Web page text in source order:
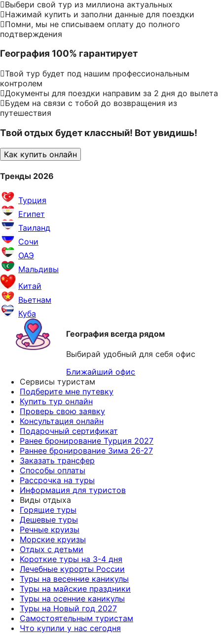
Выбери свой тур из миллиона актуальных
Нажимай купить и заполни данные для поездки
Помни, мы не списываем оплату до полного
подтверждения
География 100% гарантирует
Твой тур будет под нашим профессиональным
контролем
Документы для поездки направим за 2 дня до вылета
Будем на связи с тобой до возвращения из
путешествия
Твой отдых будет классный! Вот увидишь!
Как купить онлайн
Тренды 2026
Турция
Египет
Таиланд
Сочи
ОАЭ
Мальдивы
Китай
Вьетнам
Куба
География всегда рядом
Выбирай удобный для себя офис
Ближайший офис
Сервисы туристам
Подберите мне путевку
Купить тур онлайн
Проверь свою заявку
Консультация онлайн
Подарочный сертификат
Ранее бронирование Турция 2027
Раннее бронирование Зима 26-27
Заказать трансфер
Способы оплаты
Рассрочка на туры
Информация для туристов
Виды отдыха
Горящие туры
Дешевые туры
Речные круизы
Морские круизы
Отдых с детьми
Короткие туры на 3-4 дня
Лечебные курорты России
Туры на весенние каникулы
Туры на майские праздники
Туры на осенние каникулы
Туры на Новый год 2027
Самостоятельным туристам
Что купили у нас сегодня